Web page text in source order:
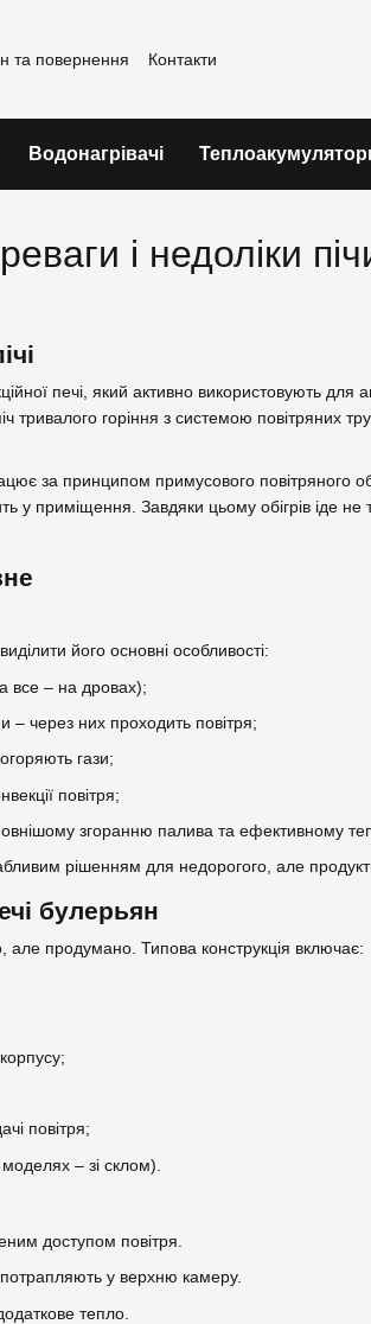
та повернення
Контакти
Водонагрівачі
і недоліки
печі, який активно використовують для
тривалого горіння з системою повітряних
за принципом примусового повітряного
у приміщення. Завдяки цьому обігрів іде
його основні особливості:
все – на дровах);
– через них проходить повітря;
гази;
повітря;
згоранню палива та ефективному
рішенням для недорогого, але
булерьян
продумано. Типова конструкція включає:
повітря;
– зі склом).
доступом повітря.
потрапляють у верхню камеру.
тепло.